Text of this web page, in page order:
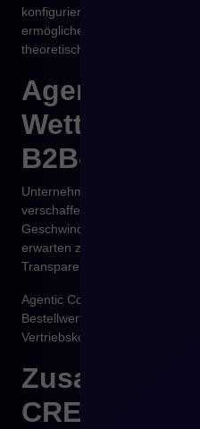
konfigurierbare Vertriebsregeln
ermöglichen. Ohne diese Basis
theoretisches Konzept.
Agentic
B2B-E-
Unternehmen, die Agentic
verschaffen sich einen
Geschwindigkeit, Präzision und
erwarten zunehmend
Transparenz wie aus
Agentic Commerce verkürzt
Bestellwerte und verbessert
Vertriebskosten proportional zu
CREHLER